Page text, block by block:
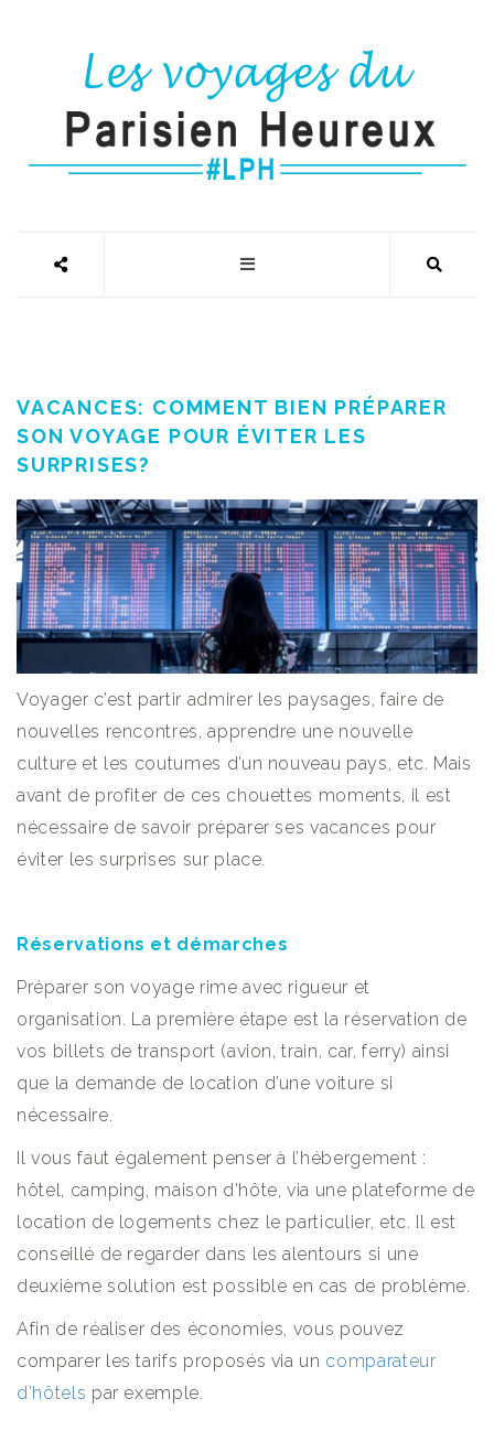
VACANCES: COMMENT BIEN PRÉPARER
SON VOYAGE POUR ÉVITER LES
SURPRISES?
Voyager c’est partir admirer les paysages, faire de
nouvelles rencontres, apprendre une nouvelle
culture et les coutumes d’un nouveau pays, etc. Mais
avant de profiter de ces chouettes moments, il est
nécessaire de savoir préparer ses vacances pour
éviter les surprises sur place.
Réservations et démarches
Préparer son voyage rime avec rigueur et
organisation. La première étape est la réservation de
vos billets de transport (avion, train, car, ferry) ainsi
que la demande de location d’une voiture si
nécessaire.
Il vous faut également penser à l’hébergement :
hôtel, camping, maison d’hôte, via une plateforme de
location de logements chez le particulier, etc. Il est
conseillé de regarder dans les alentours si une
deuxième solution est possible en cas de problème.
Afin de réaliser des économies, vous pouvez
comparer les tarifs proposés via un comparateur
d’hôtels par exemple.